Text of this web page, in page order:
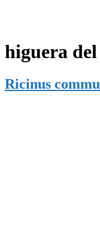
higuera
Ricinus